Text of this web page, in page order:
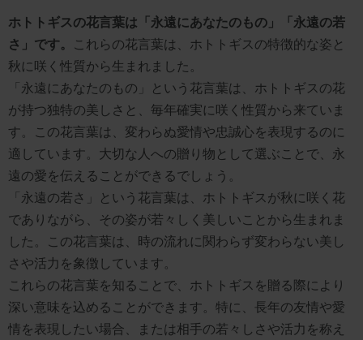
ホトトギスの花言葉は「永遠にあなたのもの」「永遠の若
さ」です。 これらの花言葉は、ホトトギスの特徴的な姿と
秋に咲く性質から生まれました。
「永遠にあなたのもの」という花言葉は、ホトトギスの花
が持つ独特の美しさと、毎年確実に咲く性質から来ていま
す。この花言葉は、変わらぬ愛情や忠誠心を表現するのに
適しています。大切な人への贈り物として選ぶことで、永
遠の愛を伝えることができるでしょう。
「永遠の若さ」という花言葉は、ホトトギスが秋に咲く花
でありながら、その姿が若々しく美しいことから生まれま
した。この花言葉は、時の流れに関わらず変わらない美し
さや活力を象徴しています。
これらの花言葉を知ることで、ホトトギスを贈る際により
深い意味を込めることができます。特に、長年の友情や愛
情を表現したい場合、または相手の若々しさや活力を称え